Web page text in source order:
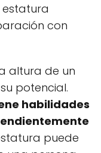
con
altura de un
potencial.
habilidades
puede